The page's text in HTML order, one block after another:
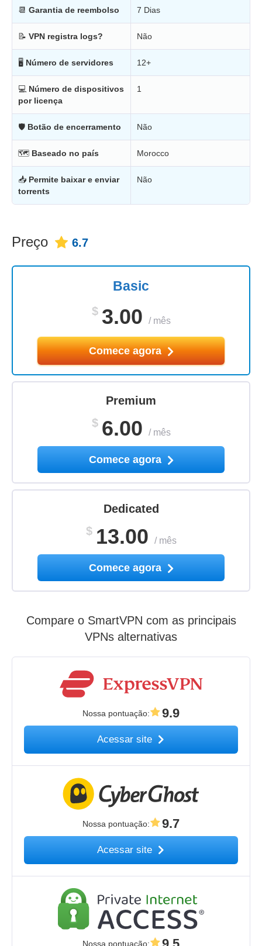
📆 Garantia de reembolso 7 Dias
📝 VPN registra logs? Não
🖥 Número de servidores 12+
💻 Número de dispositivos
por licença
1
🛡 Botão de encerramento Não
🗺 Baseado no país Morocco
📥 Permite baixar e enviar
torrents
Não
Preço 6.7
Basic
$ 3.00 / mês
Comece agora
Premium
$ 6.00 / mês
Comece agora
Dedicated
$ 13.00 / mês
Comece agora
Compare o SmartVPN com as principais
VPNs alternativas
Nossa pontuação: 9.9
Acessar site
Nossa pontuação: 9.7
Acessar site
Nossa pontuação: